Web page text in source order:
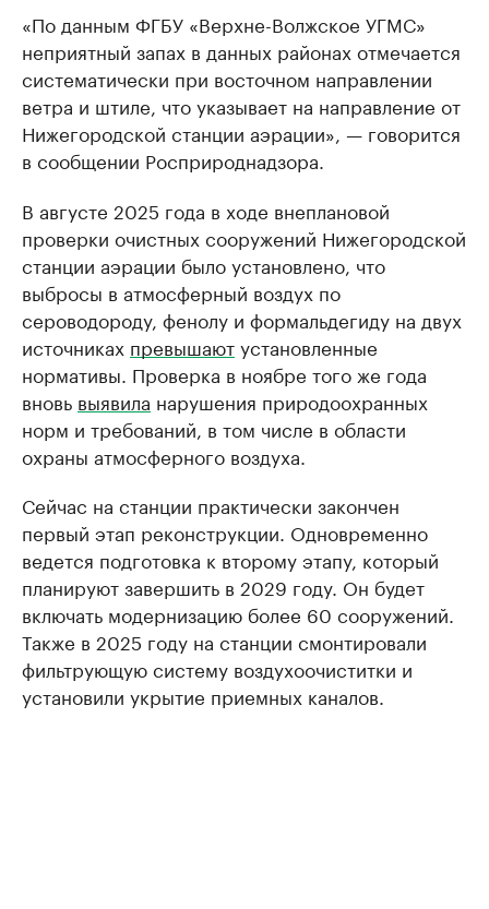
«По данным ФГБУ «Верхне-Волжское УГМС»
неприятный запах в данных районах отмечается
систематически при восточном направлении
ветра и штиле, что указывает на направление от
Нижегородской станции аэрации», — говорится
в сообщении Росприроднадзора.
В августе 2025 года в ходе внеплановой
проверки очистных сооружений Нижегородской
станции аэрации было установлено, что
выбросы в атмосферный воздух по
сероводороду, фенолу и формальдегиду на двух
источниках превышаютустановленные
нормативы. Проверка в ноябре того же года
вновь выявила нарушения природоохранных
норм и требований, в том числе в области
охраны атмосферного воздуха.
Сейчас на станции практически закончен
первый этап реконструкции. Одновременно
ведется подготовка к второму этапу, который
планируют завершить в 2029 году. Он будет
включать модернизацию более 60 сооружений.
Также в 2025 году на станции смонтировали
фильтрующую систему воздухоочиститки и
установили укрытие приемных каналов.